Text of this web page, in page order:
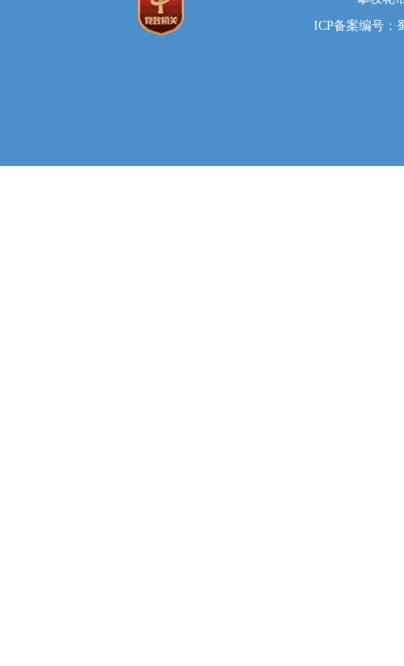
ICP备案编号：